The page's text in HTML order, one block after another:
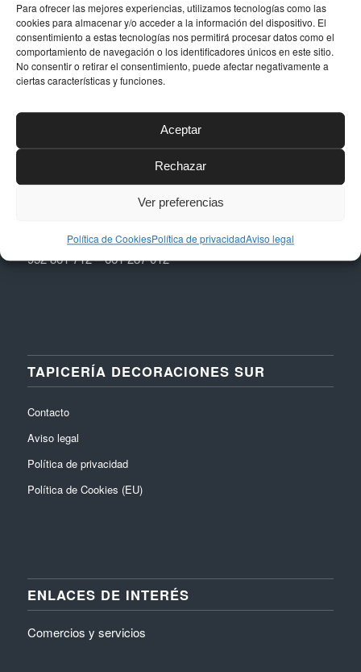
Para ofrecer las mejores experiencias, utilizamos tecnologías como las
cookies para almacenar y/o acceder a la información del dispositivo. El
consentimiento a estas tecnologías nos permitirá procesar datos como el
comportamiento de navegación o los identificadores únicos en este sitio.
No consentir o retirar el consentimiento, puede afectar negativamente a
ciertas características y funciones.
Aceptar
Rechazar
Ver preferencias
Política de CookiesPolítica de privacidadAviso legal
DATOS DE CONTACTO
Calle Níquel, 24, Polígono La Albarizas,
29603, Marbella (Málaga)
Email
taller@dstapiceria.com
Teléfono
952 861 712 – 661 287 012
TAPICERÍA DECORACIONES SUR
Contacto
Aviso legal
Política de privacidad
Política de Cookies (EU)
ENLACES DE INTERÉS
Comercios y servicios